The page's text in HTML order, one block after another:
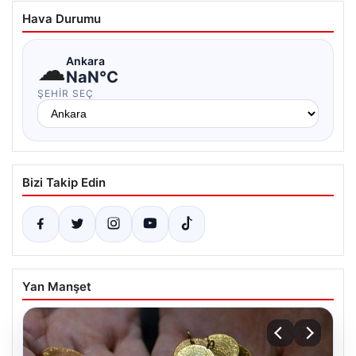
Hava Durumu
☁Ankara
NaN°C
ŞEHIR SEÇ
Bizi Takip Edin
Yan Manşet